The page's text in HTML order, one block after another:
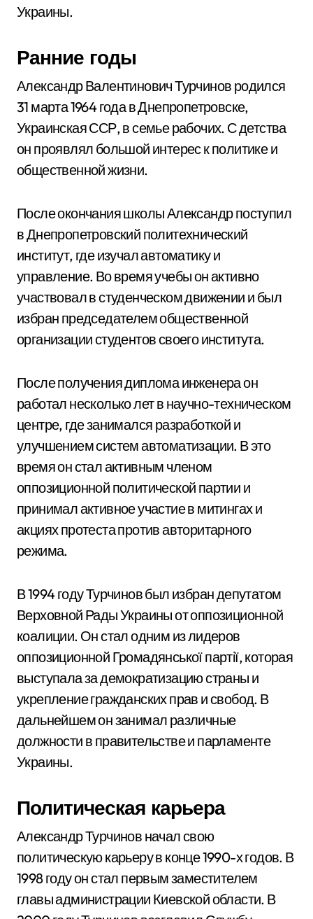
Украины.
Ранние годы
Александр Валентинович Турчинов родился
31 марта 1964 года в Днепропетровске,
Украинская ССР, в семье рабочих. С детства
он проявлял большой интерес к политике и
общественной жизни.
После окончания школы Александр поступил
в Днепропетровский политехнический
институт, где изучал автоматику и
управление. Во время учебы он активно
участвовал в студенческом движении и был
избран председателем общественной
организации студентов своего института.
После получения диплома инженера он
работал несколько лет в научно-техническом
центре, где занимался разработкой и
улучшением систем автоматизации. В это
время он стал активным членом
оппозиционной политической партии и
принимал активное участие в митингах и
акциях протеста против авторитарного
режима.
В 1994 году Турчинов был избран депутатом
Верховной Рады Украины от оппозиционной
коалиции. Он стал одним из лидеров
оппозиционной Громадянської партії, которая
выступала за демократизацию страны и
укрепление гражданских прав и свобод. В
дальнейшем он занимал различные
должности в правительстве и парламенте
Украины.
Политическая карьера
Александр Турчинов начал свою
политическую карьеру в конце 1990-х годов. В
1998 году он стал первым заместителем
главы администрации Киевской области. В